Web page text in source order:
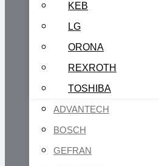
KEB
LG
ORONA
REXROTH
TOSHIBA
ADVANTECH
BOSCH
GEFRAN